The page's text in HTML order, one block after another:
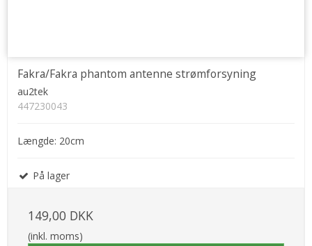
Fakra/Fakra phantom antenne strømforsyning
au2tek
447230043
Længde: 20cm
På lager
149,00 DKK
(inkl. moms)